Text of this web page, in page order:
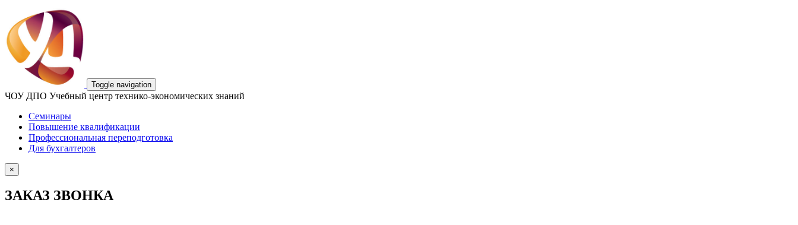
Toggle navigation
ЧОУ ДПО Учебный центр технико-экономических знаний
Семинары
Повышение квалификации
Профессиональная переподготовка
Для бухгалтеров
×
ЗАКАЗ ЗВОНКА